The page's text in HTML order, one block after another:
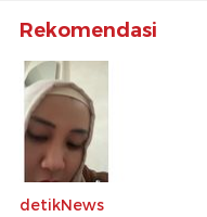
Rekomendasi
detikNews